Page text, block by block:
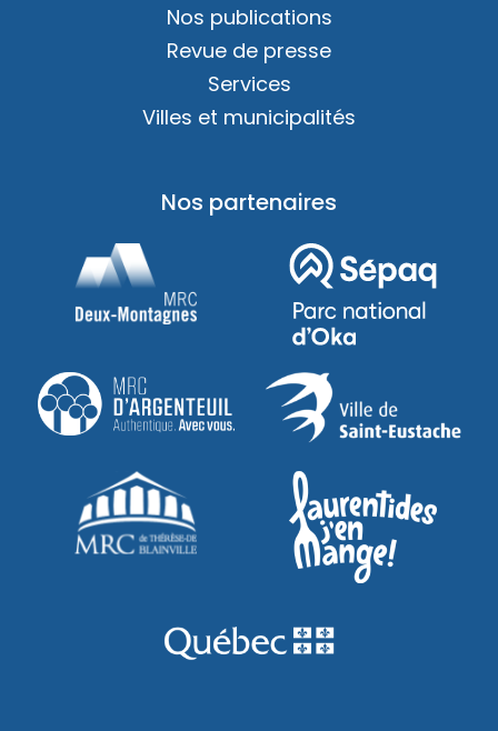
Nos publications
Revue de presse
Services
Villes et municipalités
Nos partenaires